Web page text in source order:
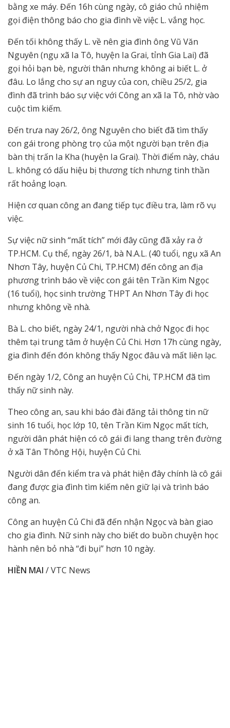
bằng xe máy. Đến 16h cùng ngày, cô giáo chủ nhiệm
gọi điện thông báo cho gia đình về việc L. vắng học.
Đến tối không thấy L. về nên gia đình ông Vũ Văn
Nguyên (ngụ xã Ia Tô, huyện Ia Grai, tỉnh Gia Lai) đã
gọi hỏi bạn bè, người thân nhưng không ai biết L. ở
đâu. Lo lắng cho sự an nguy của con, chiều 25/2, gia
đình đã trình báo sự việc với Công an xã Ia Tô, nhờ vào
cuộc tìm kiếm.
Đến trưa nay 26/2, ông Nguyên cho biết đã tìm thấy
con gái trong phòng trọ của một người bạn trên địa
bàn thị trấn Ia Kha (huyện Ia Grai). Thời điểm này, cháu
L. không có dấu hiệu bị thương tích nhưng tinh thần
rất hoảng loạn.
Hiện cơ quan công an đang tiếp tục điều tra, làm rõ vụ
việc.
Sự việc nữ sinh “mất tích” mới đây cũng đã xảy ra ở
TP.HCM. Cụ thể, ngày 26/1, bà N.A.L. (40 tuổi, ngụ xã An
Nhơn Tây, huyện Củ Chi, TP.HCM) đến công an địa
phương trình báo về việc con gái tên Trần Kim Ngọc
(16 tuổi), học sinh trường THPT An Nhơn Tây đi học
nhưng không về nhà.
Bà L. cho biết, ngày 24/1, người nhà chở Ngọc đi học
thêm tại trung tâm ở huyện Củ Chi. Hơn 17h cùng ngày,
gia đình đến đón không thấy Ngọc đâu và mất liên lạc.
Đến ngày 1/2, Công an huyện Củ Chi, TP.HCM đã tìm
thấy nữ sinh này.
Theo công an, sau khi báo đài đăng tải thông tin nữ
sinh 16 tuổi, học lớp 10, tên Trần Kim Ngọc mất tích,
người dân phát hiện có cô gái đi lang thang trên đường
ở xã Tân Thông Hội, huyện Củ Chi.
Người dân đến kiểm tra và phát hiện đây chính là cô gái
đang được gia đình tìm kiếm nên giữ lại và trình báo
công an.
Công an huyện Củ Chi đã đến nhận Ngọc và bàn giao
cho gia đình. Nữ sinh này cho biết do buồn chuyện học
hành nên bỏ nhà “đi bụi” hơn 10 ngày.
HIỀN MAI / VTC News